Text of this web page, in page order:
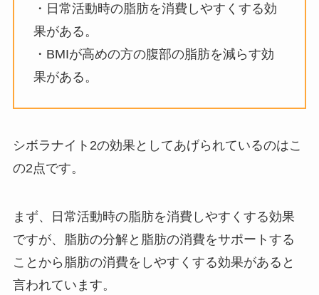
・日常活動時の脂肪を消費しやすくする効
果がある。
・BMIが高めの方の腹部の脂肪を減らす効
果がある。
シボラナイト2の効果としてあげられているのはこ
の2点です。
まず、日常活動時の脂肪を消費しやすくする効果
ですが、脂肪の分解と脂肪の消費をサポートする
ことから脂肪の消費をしやすくする効果があると
言われています。